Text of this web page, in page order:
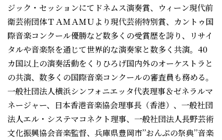
ジック・セッションにてドネムス演奏賞、ウィーン現代前
衛芸術団体ＴＡＭＡＭＵより現代芸術特別賞、カントゥ国
際音楽コンクール優勝など数多くの受賞歴を誇り、リサイ
タルや音楽祭を通じて世界的な演奏家と数多く共演。40
カ国以上の演奏活動をくりひろげ国内外のオーケストラと
の共演、数多くの国際音楽コンクールの審査員も務める。
一般社団法人横浜シンフォニエッタ代表理事＆ゼネラルマ
ネージャー、日本香港音楽協会理事長（香港）、一般社団
法人エル・システマコネクト理事、一般社団法人長野芸術
文化振興協会音楽監督、兵庫県豊岡市’’おんぷの祭典’’音楽